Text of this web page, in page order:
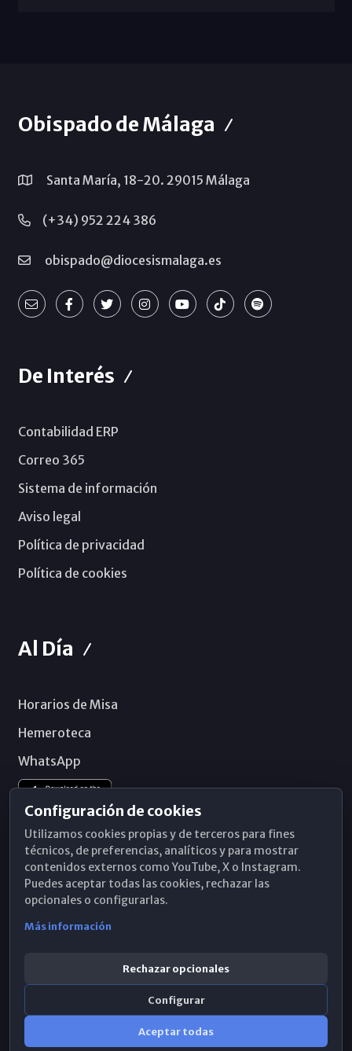
Obispado de Málaga
Santa María, 18-20. 29015 Málaga
(+34) 952 224 386
obispado@diocesismalaga.es
De Interés
Contabilidad ERP
Correo 365
Sistema de información
Aviso legal
Política de privacidad
Política de cookies
Al Día
Horarios de Misa
Hemeroteca
WhatsApp
Configuración de cookies
Utilizamos cookies propias y de terceros para fines
técnicos, de preferencias, analíticos y para mostrar
contenidos externos como YouTube, X o Instagram.
Puedes aceptar todas las cookies, rechazar las
opcionales o configurarlas.
Más información
Rechazar opcionales
Configurar
Aceptar todas